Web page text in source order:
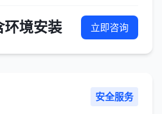
境安装 立即咨询
安全服务